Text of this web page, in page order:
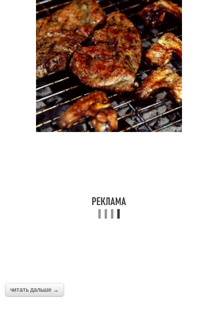
читать дальше →